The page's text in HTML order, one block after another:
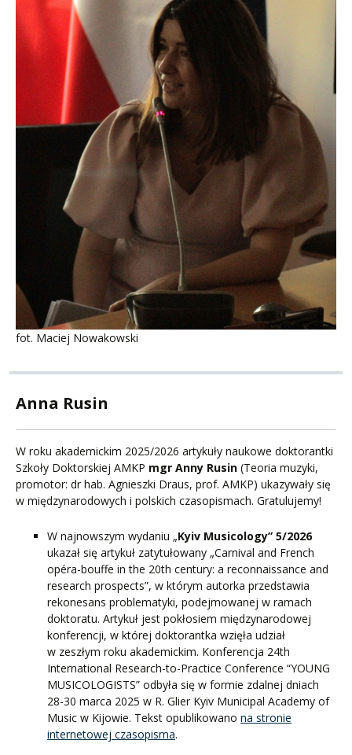
fot. Maciej Nowakowski
Anna Rusin
W roku akademickim 2025/2026 artykuły naukowe doktorantki
Szkoły Doktorskiej AMKP mgr Anny Rusin (Teoria muzyki,
promotor: dr hab. Agnieszki Draus, prof. AMKP) ukazywały się
w międzynarodowych i polskich czasopismach. Gratulujemy!
W najnowszym wydaniu „Kyiv Musicology” 5/2026
ukazał się artykuł zatytułowany „Carnival and French
opéra-bouffe in the 20th century: a reconnaissance and
research prospects”, w którym autorka przedstawia
rekonesans problematyki, podejmowanej w ramach
doktoratu. Artykuł jest pokłosiem międzynarodowej
konferencji, w której doktorantka wzięła udział
w zeszłym roku akademickim. Konferencja 24th
International Research-to-Practice Conference “YOUNG
MUSICOLOGISTS” odbyła się w formie zdalnej dniach
28-30 marca 2025 w R. Glier Kyiv Municipal Academy of
Music w Kijowie. Tekst opublikowano na stronie
internetowej czasopisma.